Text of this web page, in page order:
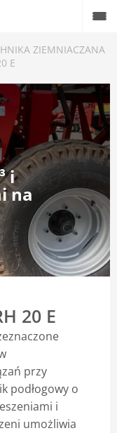
ZIEMNIACZANA
E
i
na
20 E
przy
podłogowy o
i
umożliwia